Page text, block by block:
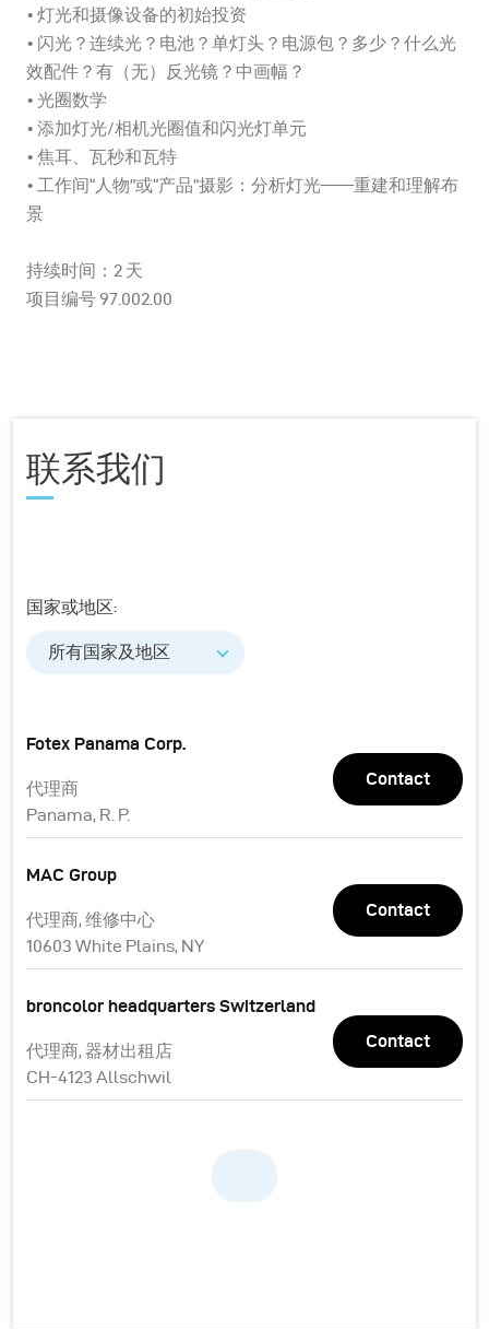
• 灯光和摄像设备的初始投资
• 闪光？连续光？电池？单灯头？电源包？多少？什么光
效配件？有（无）反光镜？中画幅？
• 光圈数学
• 添加灯光/相机光圈值和闪光灯单元
• 焦耳、瓦秒和瓦特
• 工作间“人物”或“产品”摄影：分析灯光——重建和理解布
景
持续时间：2 天
项目编号 97.002.00
联系我们
国家或地区:
所有国家及地区
Fotex Panama Corp.
代理商
Panama, R. P.
Contact
MAC Group
代理商, 维修中心
10603 White Plains, NY
Contact
broncolor headquarters Switzerland
代理商, 器材出租店
CH-4123 Allschwil
Contact